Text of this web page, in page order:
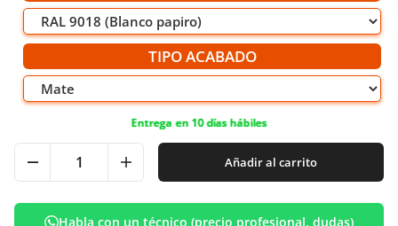
TIPO ACABADO
Entrega en 10 días hábiles
Añadir al carrito
Habla con un técnico (precio profesional, dudas)